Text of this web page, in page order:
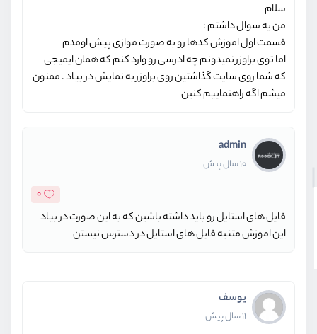
سلام
من یه سوال داشتم :
قسمت اول اموزش کدها رو به صورت موازی پیش اومدم
اما توی براوزر نمیدونم چه ادرسی رو وارد کنم که همان ایمیجی
که شما روی سایت گذاشتین روی براوزر به نمایش در بیاد . ممنون
میشم اگه راهنماییم کنین
admin
10 سال پیش
0
فایل های استایل رو باید داشته باشین که به این صورت در بیاد
این اموزش متنیه فایل های استایل در دسترس نیستن
یوسف
11 سال پیش